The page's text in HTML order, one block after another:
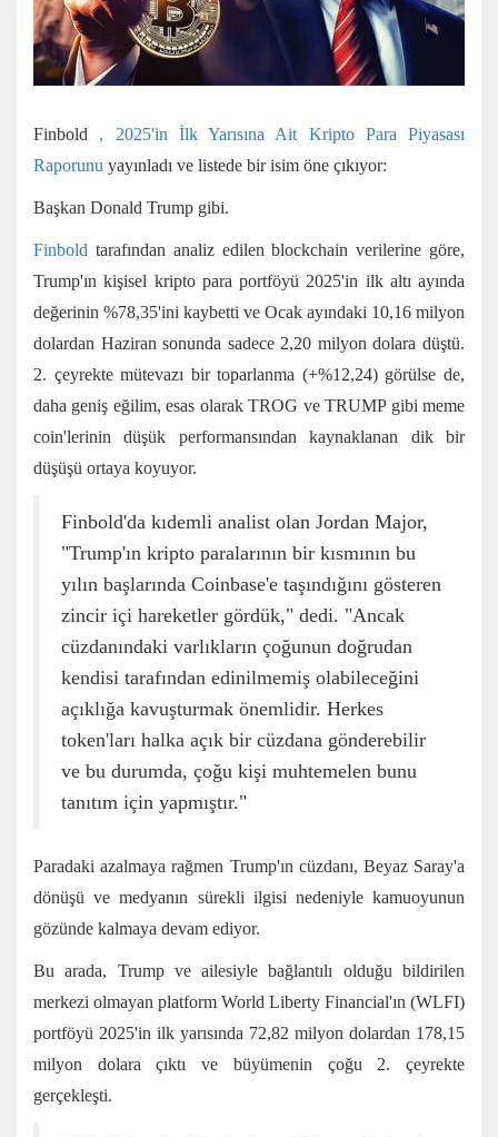
Finbold , 2025'in İlk Yarısına Ait Kripto Para Piyasası
Raporunu yayınladı ve listede bir isim öne çıkıyor:
Başkan Donald Trump gibi.
Finbold tarafından analiz edilen blockchain verilerine göre,
Trump'ın kişisel kripto para portföyü 2025'in ilk altı ayında
değerinin %78,35'ini kaybetti ve Ocak ayındaki 10,16 milyon
dolardan Haziran sonunda sadece 2,20 milyon dolara düştü.
2. çeyrekte mütevazı bir toparlanma (+%12,24) görülse de,
daha geniş eğilim, esas olarak TROG ve TRUMP gibi meme
coin'lerinin düşük performansından kaynaklanan dik bir
düşüşü ortaya koyuyor.
Finbold'da kıdemli analist olan Jordan Major,
"Trump'ın kripto paralarının bir kısmının bu
yılın başlarında Coinbase'e taşındığını gösteren
zincir içi hareketler gördük," dedi. "Ancak
cüzdanındaki varlıkların çoğunun doğrudan
kendisi tarafından edinilmemiş olabileceğini
açıklığa kavuşturmak önemlidir. Herkes
token'ları halka açık bir cüzdana gönderebilir
ve bu durumda, çoğu kişi muhtemelen bunu
tanıtım için yapmıştır."
Paradaki azalmaya rağmen Trump'ın cüzdanı, Beyaz Saray'a
dönüşü ve medyanın sürekli ilgisi nedeniyle kamuoyunun
gözünde kalmaya devam ediyor.
Bu arada, Trump ve ailesiyle bağlantılı olduğu bildirilen
merkezi olmayan platform World Liberty Financial'ın (WLFI)
portföyü 2025'in ilk yarısında 72,82 milyon dolardan 178,15
milyon dolara çıktı ve büyümenin çoğu 2. çeyrekte
gerçekleşti.